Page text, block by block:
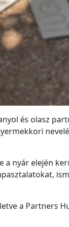
és olasz
nyár elején
a Partners